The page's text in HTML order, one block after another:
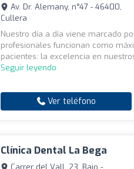
Av. Dr. Alemany, n°47 - 46400,
Cullera
Nuestro día a día viene marcado
profesionales funcionan como
pacientes: la excelencia en
Seguir leyendo
Ver teléfono
Clínica Dental La Bega